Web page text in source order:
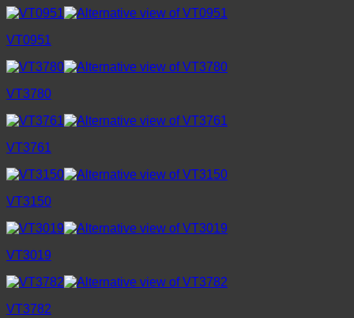
VT0951
VT3780
VT3761
VT3150
VT3019
VT3782